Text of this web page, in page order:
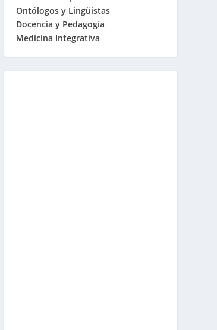
Ontólogos y Lingüistas
Docencia y Pedagogía
Medicina Integrativa